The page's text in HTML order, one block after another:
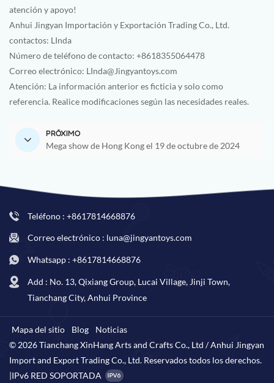
atención y apoyo!
Anhui Jingyan Importación y Exportación Trading Co., Ltd.
contactos: LInda
Número de teléfono de contacto: +8618355064478
Correo electrónico: LInda@Jingyantoys.com
Atención: La información anterior es ficticia y solo como
referencia. Realice modificaciones según las necesidades reales.
PRÓXIMO
Mega show de Hong Kong el 19 de octubre de 2024
Teléfono : +8617814668876
Correo electrónico : luna@jingyantoys.com
Whatsapp : +8617814668876
Add : No. 13, Qixiang Group, Lucai Village, Jinji Town,
Tianchang City, Anhui Province
Mapa del sitio Blog
Noticias
© 2026 Tianchang XinHang Arts and Crafts Co., Ltd / Anhui Jingyan
Import and Export Trading Co., Ltd. Reservados todos los derechos.
|IPv6 RED SOPORTADA